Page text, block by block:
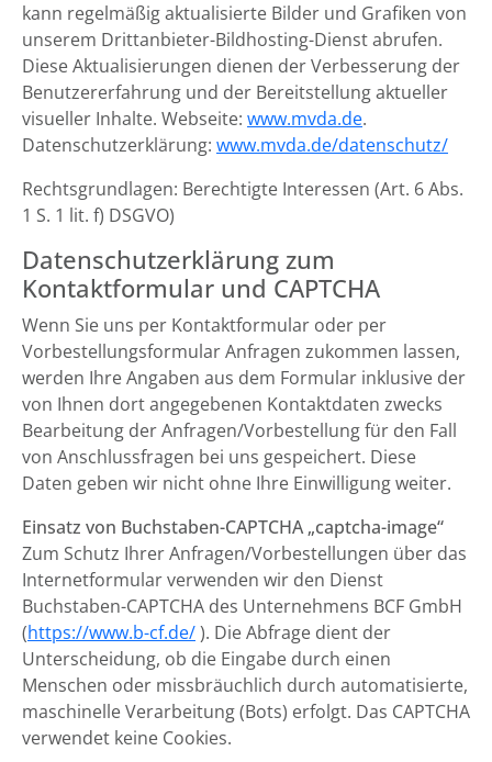
kann regelmäßig aktualisierte Bilder und Grafiken von
unserem Drittanbieter-Bildhosting-Dienst abrufen.
Diese Aktualisierungen dienen der Verbesserung der
Benutzererfahrung und der Bereitstellung aktueller
visueller Inhalte. Webseite: www.mvda.de.
Datenschutzerklärung: www.mvda.de/datenschutz/
Rechtsgrundlagen: Berechtigte Interessen (Art. 6 Abs.
1 S. 1 lit. f) DSGVO)
Datenschutzerklärung zum
Kontaktformular und CAPTCHA
Wenn Sie uns per Kontaktformular oder per
Vorbestellungsformular Anfragen zukommen lassen,
werden Ihre Angaben aus dem Formular inklusive der
von Ihnen dort angegebenen Kontaktdaten zwecks
Bearbeitung der Anfragen/Vorbestellung für den Fall
von Anschlussfragen bei uns gespeichert. Diese
Daten geben wir nicht ohne Ihre Einwilligung weiter.
Einsatz von Buchstaben-CAPTCHA „captcha-image“
Zum Schutz Ihrer Anfragen/Vorbestellungen über das
Internetformular verwenden wir den Dienst
Buchstaben-CAPTCHA des Unternehmens BCF GmbH
(https://www.b-cf.de/). Die Abfrage dient der
Unterscheidung, ob die Eingabe durch einen
Menschen oder missbräuchlich durch automatisierte,
maschinelle Verarbeitung (Bots) erfolgt. Das CAPTCHA
verwendet keine Cookies.